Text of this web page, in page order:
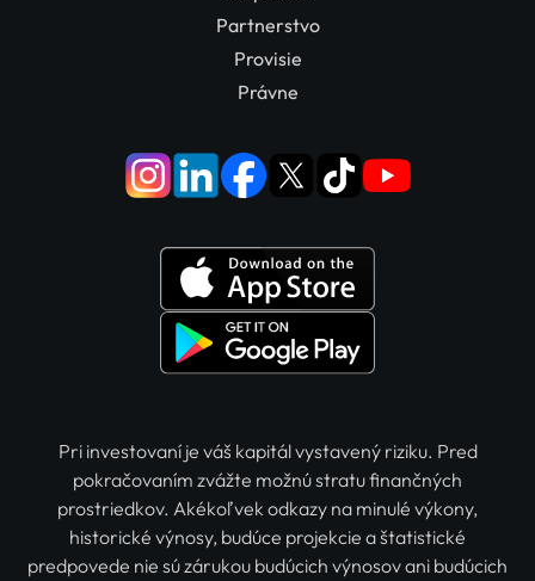
Partnerstvo
Provisie
Právne
Pri investovaní je váš kapitál vystavený riziku. Pred
pokračovaním zvážte možnú stratu finančných
prostriedkov. Akékoľvek odkazy na minulé výkony,
historické výnosy, budúce projekcie a štatistické
predpovede nie sú zárukou budúcich výnosov ani budúcich